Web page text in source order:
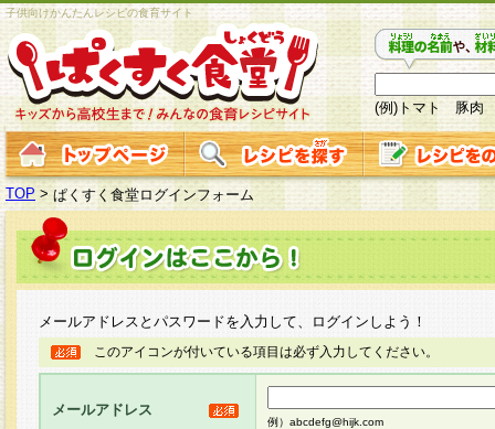
子供向けかんたんレシピの食育サイト
(例)トマト 豚肉
TOP > ぱくすく食堂ログインフォーム
メールアドレスとパスワードを入力して、ログインしよう！
このアイコンが付いている項目は必ず入力してください。
メールアドレス
例）abcdefg@hijk.com